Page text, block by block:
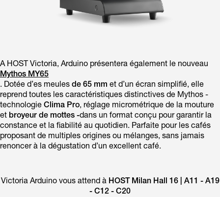
A HOST Victoria, Arduino présentera également le nouveau
Mythos MY65
. Dotée d’es meules de 65 mm et d’un écran simplifié, elle
reprend toutes les caractéristiques distinctives de Mythos -
technologie Clima Pro, réglage micrométrique de la mouture
et broyeur de mottes -dans un format conçu pour garantir la
constance et la fiabilité au quotidien. Parfaite pour les cafés
proposant de multiples origines ou mélanges, sans jamais
renoncer à la dégustation d’un excellent café.
Victoria Arduino vous attend à HOST Milan Hall 16 | A11 - A19
- C12 - C20